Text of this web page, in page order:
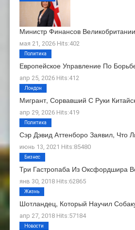
Министр Финансов
мая 21, 2026 Hits:402
Европейское Управление По
апр 25, 2026 Hits:412
Политика
Мигрант, Сорвавший С Руки
апр 29, 2026 Hits:419
Лондон
Сэр Дэвид Аттенборо Заявил, Что
июнь 13, 2021 Hits:85480
Политика
Три Гастропаба Из Оксфордшира
янв 30, 2018 Hits:62865
Бизнес
Шотландец, Который Научил
апр 27, 2018 Hits:57184
Жизнь
Новости